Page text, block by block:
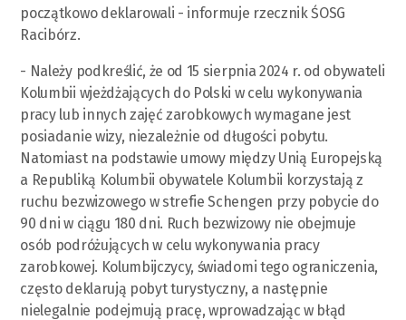
początkowo deklarowali - informuje rzecznik ŚOSG
Racibórz.
- Należy podkreślić, że od 15 sierpnia 2024 r. od obywateli
Kolumbii wjeżdżających do Polski w celu wykonywania
pracy lub innych zajęć zarobkowych wymagane jest
posiadanie wizy, niezależnie od długości pobytu.
Natomiast na podstawie umowy między Unią Europejską
a Republiką Kolumbii obywatele Kolumbii korzystają z
ruchu bezwizowego w strefie Schengen przy pobycie do
90 dni w ciągu 180 dni. Ruch bezwizowy nie obejmuje
osób podróżujących w celu wykonywania pracy
zarobkowej. Kolumbijczycy, świadomi tego ograniczenia,
często deklarują pobyt turystyczny, a następnie
nielegalnie podejmują pracę, wprowadzając w błąd